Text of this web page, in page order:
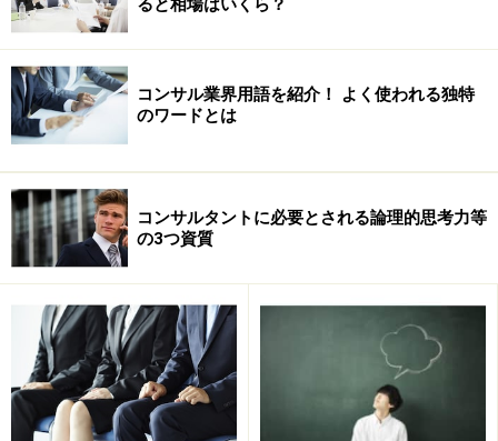
実際のコンサルは何をする？
前回の記事ではプロジェクト全体の内容をお伝えしまし
たが、実際コンサルティングの作業としては何をおこな
うのでしょうか？実際に個々のコンサルタントはどのよ
うな仕事をするのでしょうか？
コンサル業界用語を紹介！ よく使われる独特
のワードとは
コンサルタントに必要とされる論理的思考力等
の3つ資質